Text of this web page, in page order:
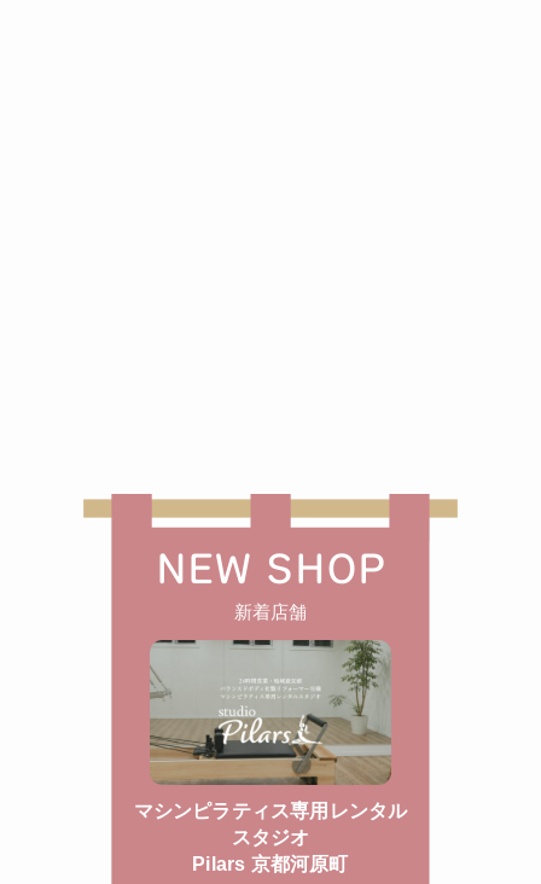
NEW SHOP
新着店舗
マシンピラティス専用レンタル
スタジオ
Pilars 京都河原町